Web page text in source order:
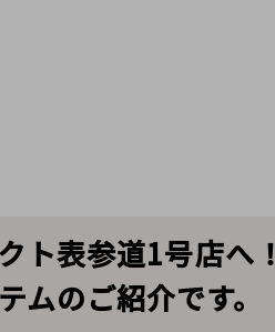
ト表参道1号店へ！
のご紹介です。